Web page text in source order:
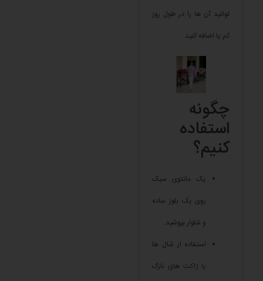
توانید آن ها را در طول روز
کم یا اضافه کنید.
چگونه
استفاده
کنیم؟
یک مانتوی سبک
روی یک بلوز ساده
و شلوار بپوشید.
استفاده از شال ها
یا ژاکت های نازک